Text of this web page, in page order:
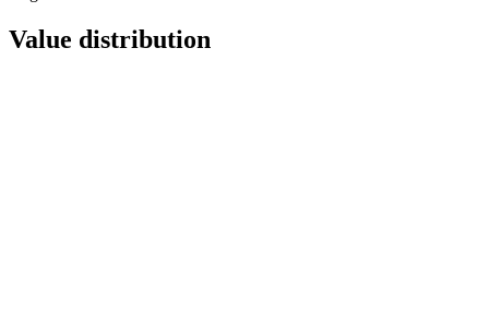
Value distribution